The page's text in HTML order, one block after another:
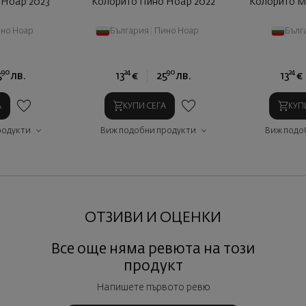
2023
Ноар
90 лв.
Колорито Пино Ноар 2022
България Пино Ноар
1324 € 2590 лв.
КУПИ СЕГА
Виж подобни продукти
Колорито
1324 €
Виж
ОТЗИВИ И ОЦЕНКИ
Все още няма ревюта на този
продукт
Напишете първото ревю